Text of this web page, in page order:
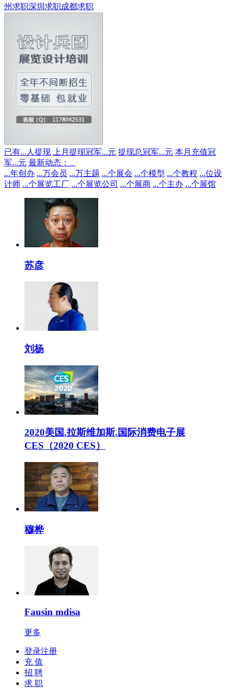
州求职深圳求职成都求职
已有... 人提现 上月提现冠军...元 提现总冠军...元 本月充值冠
军...元 最新动态：
...年创办 ...万会员 ...万主题 ...个展会 ...个模型 ...个教程 ...位设
计师 ...个展览工厂 ...个展览公司 ...个展商 ...个主办 ...个展馆
苏彦
刘杨
2020美国.拉斯维加斯.国际消费电子展
CES（2020 CES）
穆桦
Fausin mdisa
更多
登录注册
充 值
招 聘
求 职